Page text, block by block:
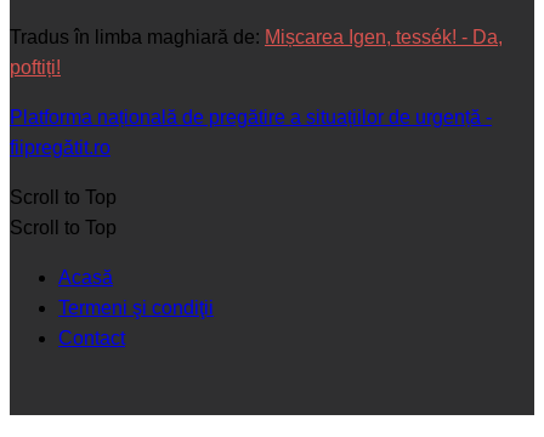
Tradus în limba maghiară de: Mișcarea Igen, tessék! - Da,
poftiți!
Platforma națională de pregătire a situațiilor de urgență -
fiipregătit.ro
Scroll to Top
Scroll to Top
Acasă
Termeni şi condiţii
Contact